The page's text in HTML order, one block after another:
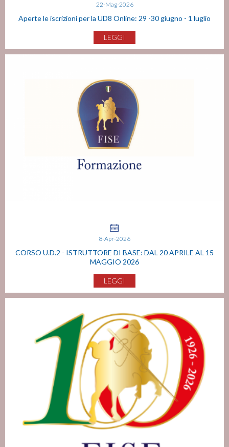
22-Mag-2026
Aperte le iscrizioni per la UD8 Online: 29 -30 giugno - 1 luglio
LEGGI
8-Apr-2026
CORSO U.D.2 - ISTRUTTORE DI BASE: DAL 20 APRILE AL 15
MAGGIO 2026
LEGGI